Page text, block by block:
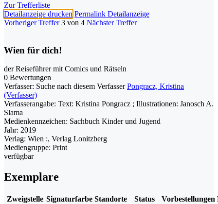
Zur Trefferliste
Detailanzeige drucken Permalink Detailanzeige
Vorheriger Treffer 3 von 4 Nächster Treffer
Wien für dich!
der Reiseführer mit Comics und Rätseln
0 Bewertungen
Verfasser: Suche nach diesem Verfasser Pongracz, Kristina
(Verfasser)
Verfasserangabe: Text: Kristina Pongracz ; Illustrationen: Janosch A.
Slama
Medienkennzeichen: Sachbuch Kinder und Jugend
Jahr: 2019
Verlag: Wien :, Verlag Lonitzberg
Mediengruppe: Print
verfügbar
Exemplare
Zweigstelle Signaturfarbe Standorte Status Vorbestellungen